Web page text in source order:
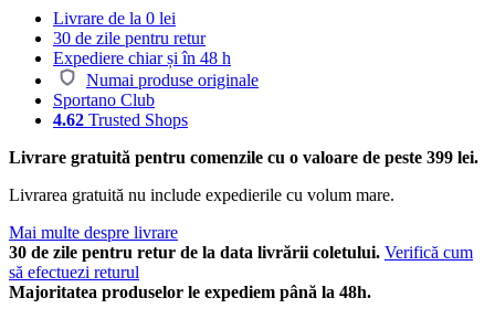
Livrare de la 0 lei
30 de zile pentru retur
Expediere chiar și în 48 h
Numai produse originale
Sportano Club
4.62 Trusted Shops
Livrare gratuită pentru comenzile cu o valoare de peste 399 lei.
Livrarea gratuită nu include expedierile cu volum mare.
Mai multe despre livrare
30 de zile pentru retur de la data livrării coletului. Verifică cum
să efectuezi returul
Majoritatea produselor le expediem până la 48h.